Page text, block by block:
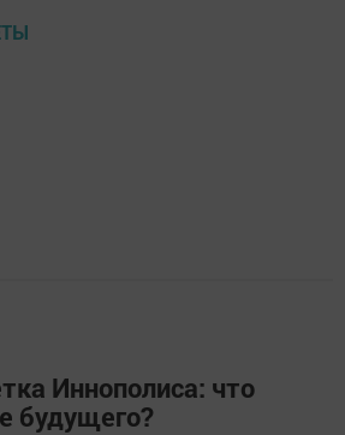
Иннополиса: что
будущего?